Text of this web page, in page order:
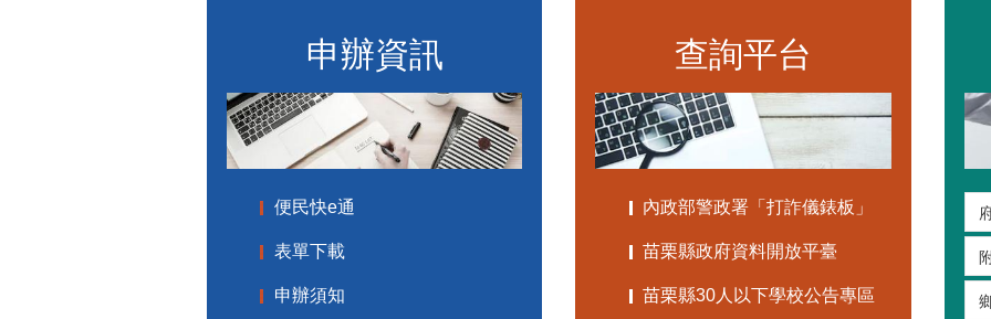
申辦資訊
便民快e通
表單下載
申辦須知
查詢平台
內政部警政署「打詐儀錶板」
苗栗縣政府資料開放平臺
苗栗縣30人以下學校公告專區